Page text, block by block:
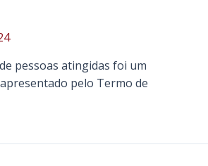
pessoas atingidas foi um
pelo Termo de